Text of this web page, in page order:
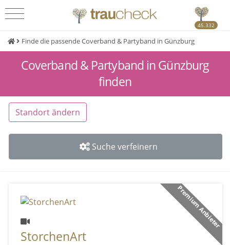
45.332
Finde die passende Coverband & Partyband in Günzburg
Coverband & Partyband in Günzburg
finden
Standort ändern
Suche verfeinern
Premium Anbieter
StorchenArt